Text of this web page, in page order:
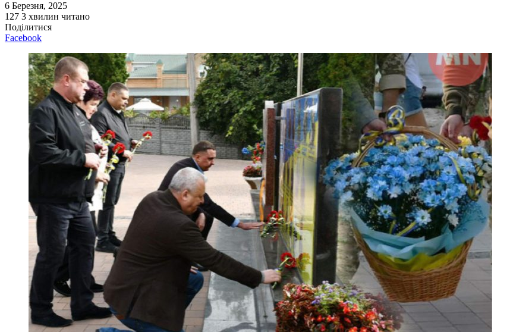
6 Березня, 2025
127 3 хвилин читано
Поділитися
Facebook